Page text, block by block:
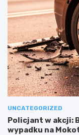
UNCATEGORIZED
Policjant w akcji:
wypadku na